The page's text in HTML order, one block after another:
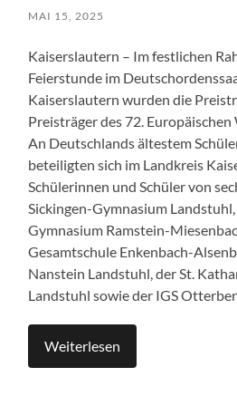
MAI 15, 2025
Kaiserslautern – Im festlichen
Feierstunde im
Kaiserslautern wurden die
Preisträger des 72.
An Deutschlands ältestem
beteiligten sich im Landkreis
Schülerinnen und Schüler von
Sickingen-Gymnasium
Gymnasium Ramstein-
Gesamtschule Enkenbach-
Nanstein Landstuhl, der St.
Landstuhl sowie der IGS
Weiterlesen